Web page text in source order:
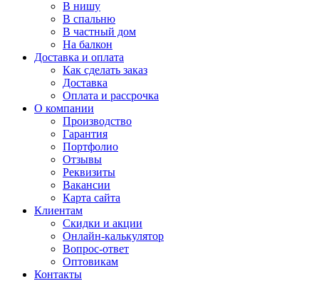
В нишу
В спальню
В частный дом
На балкон
Доставка и оплата
Как сделать заказ
Доставка
Оплата и рассрочка
О компании
Производство
Гарантия
Портфолио
Отзывы
Реквизиты
Вакансии
Карта сайта
Клиентам
Скидки и акции
Онлайн-калькулятор
Вопрос-ответ
Оптовикам
Контакты